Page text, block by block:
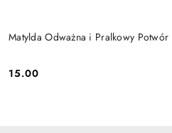
Matylda Odważna i Pralkowy Potwór
Cena:
15.00